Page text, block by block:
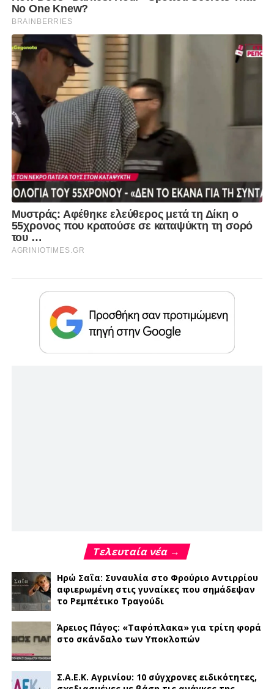
Τελευταία νέα →
Ηρώ Σαΐα: Συναυλία στο Φρούριο Αντιρρίου
αφιερωμένη στις γυναίκες που σημάδεψαν
το Ρεμπέτικο Τραγούδι
Άρειος Πάγος: «Ταφόπλακα» για τρίτη φορά
στο σκάνδαλο των Υποκλοπών
Σ.Α.Ε.Κ. Αγρινίου: 10 σύγχρονες ειδικότητες,